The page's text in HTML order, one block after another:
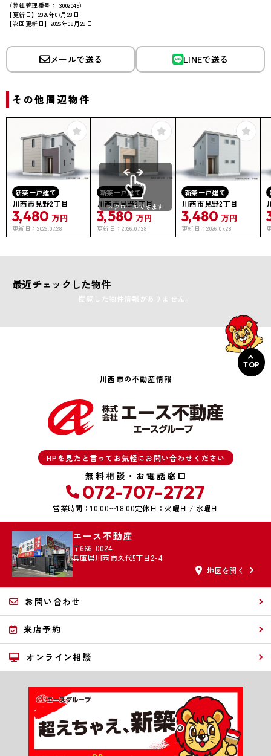
（弊社管理番号： 3002049）
【更新日】2026年07月28日
【次回更新日】2026年08月28日
メールで送る LINEで送る
その他周辺物件
新築一戸建て
川西市見野2丁目
3,480 万円
更新日：2026.07.28
新築一戸建て
川西市見野2丁目
3,580万円
更新日：2026.07.28
新築一戸建て
川西市見野2丁目
3,480 万円
更新日：2026.07.28
スクロールできます
最近チェックした物件
閲覧した物件情報がありません。
TOP
川西市の不動産情報
HPを見たと言ってお気軽にお問い合わせください
無料相談・お電話窓口
072-707-2727
営業時間：10:00〜18:00定休日：火曜日 / 水曜日
エース不動産
〒666-0024
兵庫県川西市久代5丁目2-4
地図を開く
お問い合わせ
来店予約
オンライン相談